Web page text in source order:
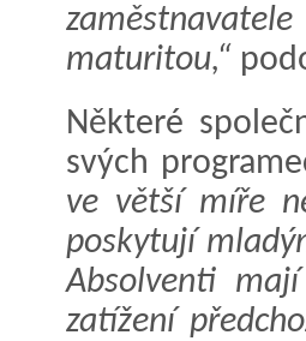
maturitou,“
Některé
svých
ve větší míře
poskytují
Absolventi
zatížení